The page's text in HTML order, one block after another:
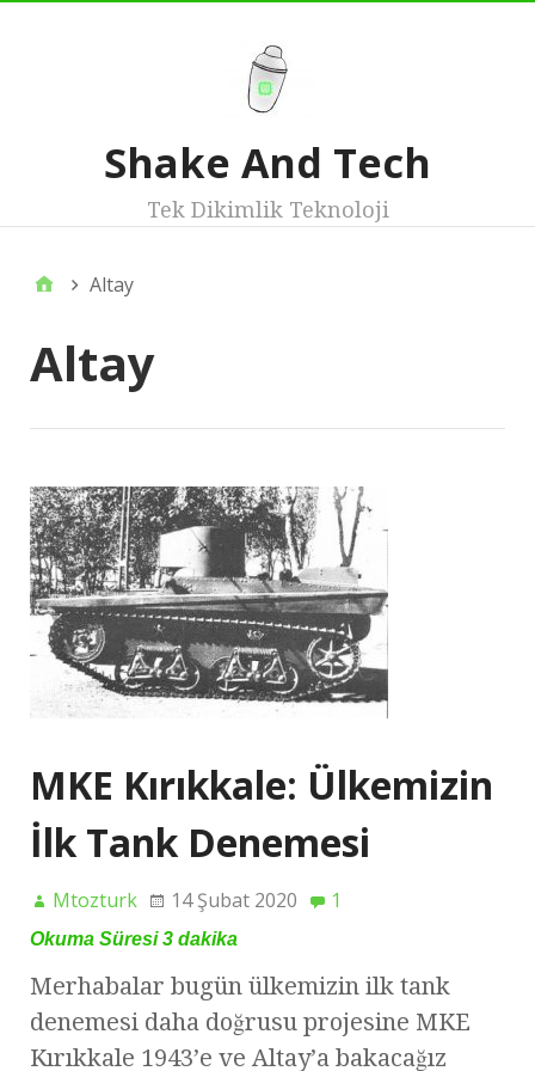
Shake And Tech
Tek Dikimlik Teknoloji
Altay
Altay
MKE Kırıkkale: Ülkemizin
İlk Tank Denemesi
Mtozturk 14 Şubat 2020 1
Okuma Süresi 3 dakika
Merhabalar bugün ülkemizin ilk tank
denemesi daha doğrusu projesine MKE
Kırıkkale 1943’e ve Altay’a bakacağız